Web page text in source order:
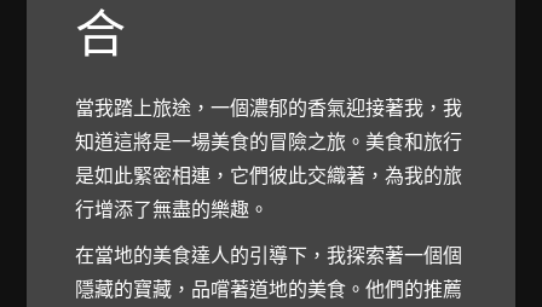
合
當我踏上旅途，一個濃郁的香氣迎接著我，我
知道這將是一場美食的冒險之旅。美食和旅行
是如此緊密相連，它們彼此交織著，為我的旅
行增添了無盡的樂趣。
在當地的美食達人的引導下，我探索著一個個
隱藏的寶藏，品嚐著道地的美食。他們的推薦